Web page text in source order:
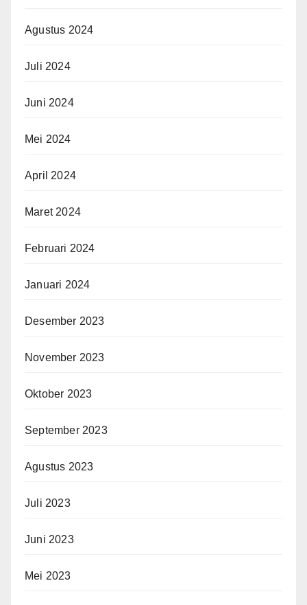
Agustus 2024
Juli 2024
Juni 2024
Mei 2024
April 2024
Maret 2024
Februari 2024
Januari 2024
Desember 2023
November 2023
Oktober 2023
September 2023
Agustus 2023
Juli 2023
Juni 2023
Mei 2023